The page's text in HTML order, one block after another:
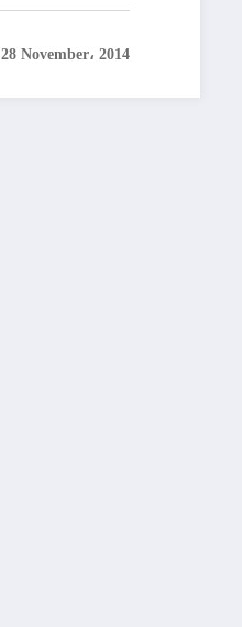
28 November، 2014